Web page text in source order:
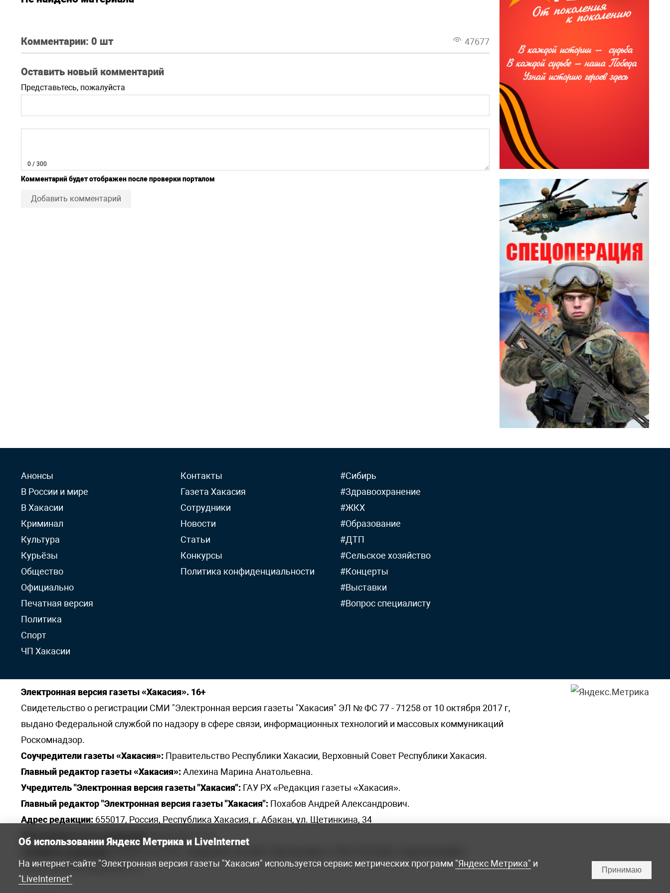
Комментарии: 0 шт 47677
Оставить новый комментарий
Представьтесь, пожалуйста
0 / 300
Комментарий будет отображен после проверки порталом
Добавить комментарий
Анонсы
В России и мире
В Хакасии
Криминал
Культура
Курьёзы
Общество
Официально
Печатная версия
Политика
Спорт
ЧП Хакасии
Контакты
Газета Хакасия
Сотрудники
Новости
Статьи
Конкурсы
Политика конфиденциальности
#Сибирь
#Здравоохранение
#ЖКХ
#Образование
#ДТП
#Сельское хозяйство
#Концерты
#Выставки
#Вопрос специалисту
Электронная версия газеты «Хакасия». 16+
Свидетельство о регистрации СМИ "Электронная версия газеты "Хакасия" ЭЛ № ФС 77 - 71258 от 10 октября 2017 г,
выдано Федеральной службой по надзору в сфере связи, информационных технологий и массовых коммуникаций
Роскомнадзор.
Соучредители газеты «Хакасия»: Правительство Республики Хакасии, Верховный Совет Республики Хакасия.
Главный редактор газеты «Хакасия»:Алехина Марина Анатольевна.
Учредитель "Электронная версия газеты "Хакасия": ГАУ РХ «Редакция газеты «Хакасия».
Главный редактор "Электронная версия газеты "Хакасия": Похабов Андрей Александрович.
Адрес редакции: 655017, Россия, Республика Хакасия, г. Абакан, ул. Щетинкина, 34
Электронная почта редакции: khakred@r-19.ru
elena.s.korotkowa@yandex.ru.
Об использовании Яндекс Метрика и LiveInternet
На интернет-сайте "Электронная версия газеты "Хакасия" используется сервис метрических программ "Яндекс Метрика" и
"LiveInternet"
Принимаю